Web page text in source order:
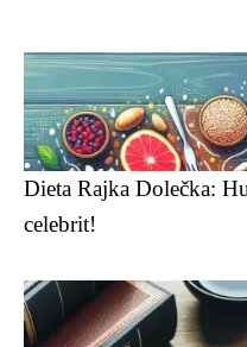
Dieta Rajka Dolečka:
celebrit!